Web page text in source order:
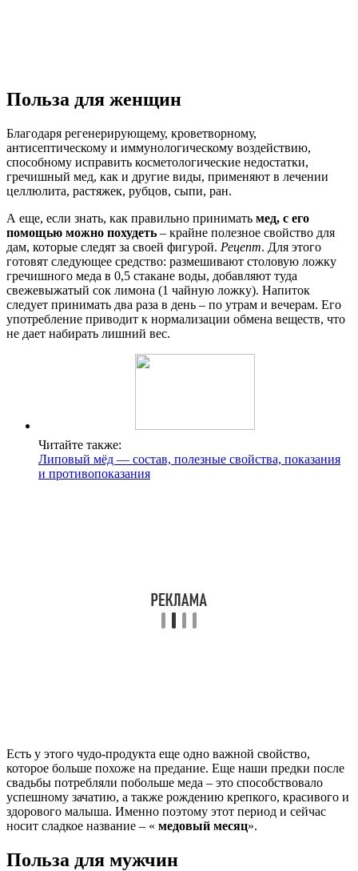
Польза для женщин
Благодаря регенерирующему, кроветворному,
антисептическому и иммунологическому воздействию,
способному исправить косметологические недостатки,
гречишный мед, как и другие виды, применяют в лечении
целлюлита, растяжек, рубцов, сыпи, ран.
А еще, если знать, как правильно принимать мед, с его
помощью можно похудеть – крайне полезное свойство для
дам, которые следят за своей фигурой. Рецепт. Для этого
готовят следующее средство: размешивают столовую ложку
гречишного меда в 0,5 стакане воды, добавляют туда
свежевыжатый сок лимона (1 чайную ложку). Напиток
следует принимать два раза в день – по утрам и вечерам. Его
употребление приводит к нормализации обмена веществ, что
не дает набирать лишний вес.
Читайте также:
Липовый мёд — состав, полезные свойства, показания
и противопоказания
Есть у этого чудо-продукта еще одно важной свойство,
которое больше похоже на предание. Еще наши предки после
свадьбы потребляли побольше меда – это способствовало
успешному зачатию, а также рождению крепкого, красивого и
здорового малыша. Именно поэтому этот период и сейчас
носит сладкое название – « медовый месяц».
Польза для мужчин